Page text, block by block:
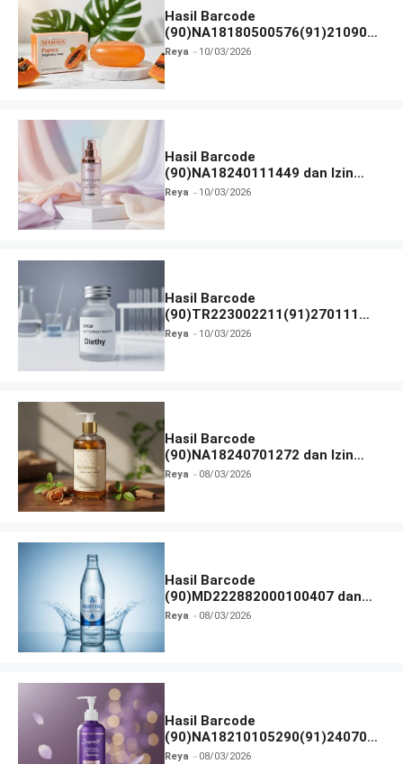
Hasil Barcode
(90)NA18180500576(91)210906
dan Izin BPOM
Reya 10/03/2026
Hasil Barcode
(90)NA18240111449 dan Izin
BPOM
Reya 10/03/2026
Hasil Barcode
(90)TR223002211(91)270111
dan Izin BPOM
Reya 10/03/2026
Hasil Barcode
(90)NA18240701272 dan Izin
BPOM
Reya 08/03/2026
Hasil Barcode
(90)MD222882000100407 dan
Izin BPOM
Reya 08/03/2026
Hasil Barcode
(90)NA18210105290(91)240703
dan Izin BPOM
Reya 08/03/2026